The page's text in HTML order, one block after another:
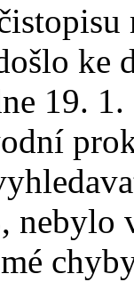
ke
19.
nebylo